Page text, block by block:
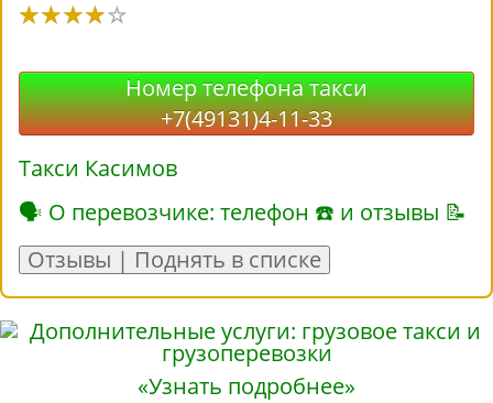
Номер телефона такси
+7(49131)4-11-33
Такси Касимов
🗣 О перевозчике: телефон ☎ и отзывы 📝
Отзывы | Поднять в списке
«Узнать подробнее»